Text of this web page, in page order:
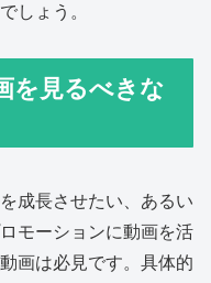
しょう。
を見るべきな
成長させたい、あるい
モーションに動画を活
画は必見です。具体的